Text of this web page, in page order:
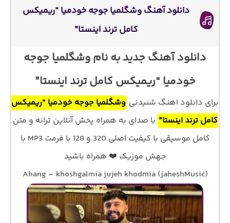
دانلود آهنگ وشگلمیا جوجه خودمیا “ریمیکس
کامل ترند اینستا”
دانلود آهنگ جدید به نام وشگلمیا جوجه
خودمیا “ریمیکس کامل ترند اینستا”
برای دانلود اهنگ شنیدنی وشگلمیا جوجه خودمیا “ریمیکس
کامل ترند اینستا” با صدای به همراه پخش آنلاین ترانه و متن
کامل موسیقی با کیفیت اصلی 320 و 128 با فرمت MP3 با
جهش موزیک ❤️ همراه باشید
Ahang – khoshgalmia jujeh khodmia (jaheshMusic)